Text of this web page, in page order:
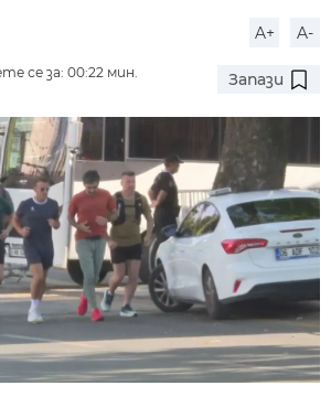
A+ A-
се за: 00:22 мин.
Запази